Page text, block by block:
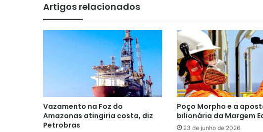
Artigos relacionados
Vazamento na Foz do
Amazonas atingiria costa, diz
Petrobras
Poço Morpho e a
bilionária da Margem
23 de junho de 2026